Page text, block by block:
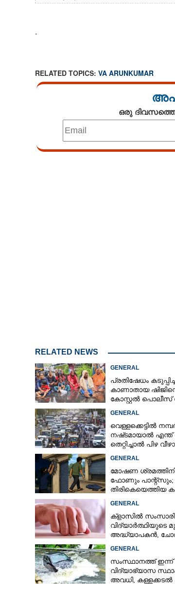
.
RELATED TOPICS: VA ARUNKUMAR
ഒരു
RELATED NEWS
GENERAL
പ്രതിഷേധം
കാണാതായ
കോസ്റ്റൽ
GENERAL
വെള്ളക്കെട്ടിൽ
നഷ്‌ടമായാൽ എന്ത്
തെറ്റിച്ചാൽ പിഴ
GENERAL
മോഷണ
ഫോണും പാന്റ്സും;
തിരികെയെത്തിയ
GENERAL
ക്ളാസിൽ
വിദ്യാർത്ഥിയുടെ
അദ്ധ്യാപകൻ,
GENERAL
സംസ്ഥാനത്ത് ഇന്ന്
വിദ്യാഭ്യാസ
അവധി, കള്ളക്കടൽ